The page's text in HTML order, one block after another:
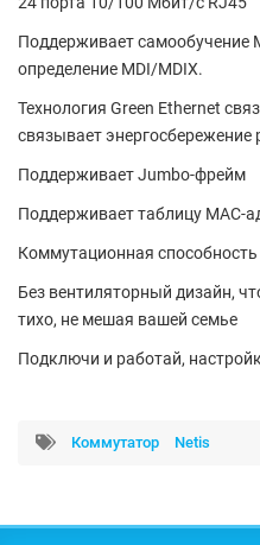
Поддерживает самообучение
определение MDI/MDIX.
Технология Green Ethernet
связывает
Поддерживает Jumbo-фрейм
Поддерживает таблицу MAC-
Коммутационная
Без вентиляторный дизайн,
тихо, не мешая вашей семье
Подключи и работай,
Коммутатор Netis